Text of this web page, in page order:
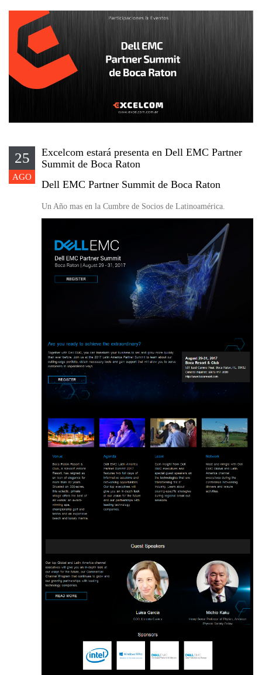
25
AGO
Excelcom estará presenta en Dell EMC Partner
Summit de Boca Raton
Dell EMC Partner Summit de Boca Raton
Un Año mas en la Cumbre de Socios de Latinoamérica.